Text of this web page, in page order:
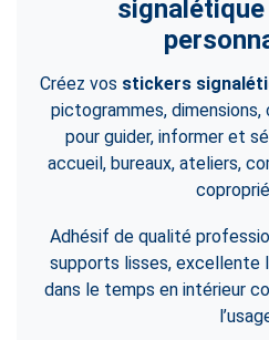
Créez vos stickers
pictogrammes,
pour guider, informer et
accueil, bureaux, ateliers,
Adhésif de qualité
supports lisses, excellente
dans le temps en intérieur